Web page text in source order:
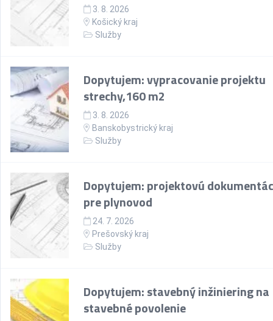
3. 8. 2026
Košický kraj
Služby
Dopytujem: vypracovanie projektu
strechy,160 m2
3. 8. 2026
Banskobystrický kraj
Služby
Dopytujem: projektovú
pre plynovod
24. 7. 2026
Prešovský kraj
Služby
Dopytujem: stavebný inžiniering na
stavebné povolenie